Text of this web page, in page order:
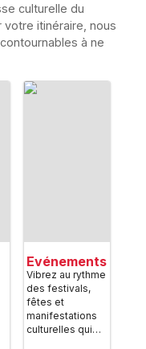
culturelle du
votre itinéraire, nous
à ne
Evénements
Vibrez au rythme
des festivals,
fêtes et
manifestations
culturelles qui